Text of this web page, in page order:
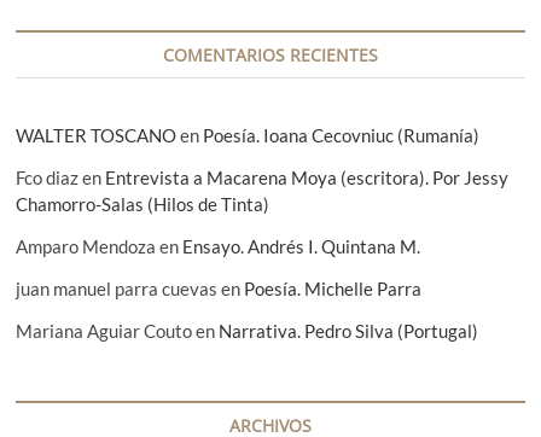
d
COMENTARIOS RECIENTES
WALTER TOSCANOen Poesía. Ioana Cecovniuc (Rumanía)
Fco diazen Entrevista a Macarena Moya (escritora). Por Jessy
Chamorro-Salas (Hilos de Tinta)
Amparo Mendoza en Ensayo. Andrés I. Quintana M.
juan manuel parra cuevas en Poesía. Michelle Parra
Mariana Aguiar Coutoen Narrativa. Pedro Silva (Portugal)
ARCHIVOS